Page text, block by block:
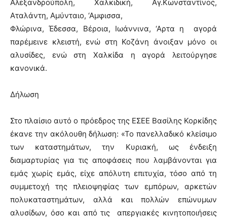
Αλεξανδρούπολη, Χαλκιδική, Αγ.Κωνσταντίνος,
Αταλάντη, Αμύνταιο, ‘Αμφισσα,
Φλώρινα, Έδεσσα, Βέροια, Ιωάννινα, ‘Αρτα η αγορά
παρέμεινε κλειστή, ενώ στη Κοζάνη άνοιξαν μόνο οι
αλυσίδες, ενώ στη Χαλκίδα η αγορά λειτούργησε
κανονικά.
Δήλωση
Στο πλαίσιο αυτό ο πρόεδρος της ΕΣΕΕ Βασίλης Κορκίδης
έκανε την ακόλουθη δήλωση: «Το πανελλαδικό κλείσιμο
των καταστημάτων, την Κυριακή, ως ένδειξη
διαμαρτυρίας για τις αποφάσεις που λαμβάνονται για
εμάς χωρίς εμάς, είχε απόλυτη επιτυχία, τόσο από τη
συμμετοχή της πλειοψηφίας των εμπόρων, αρκετών
πολυκαταστημάτων, αλλά και πολλών επώνυμων
αλυσίδων, όσο και από τις απεργιακές κινητοποιήσεις